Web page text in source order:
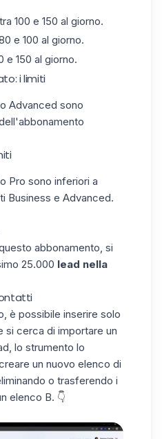
100 e 150 al giorno.
e 100 al giorno.
e 150 al giorno.
i limiti
Advanced sono
Pro sono inferiori a
Business e Advanced.
abbonamento, si
25.000 lead nella
è possibile inserire solo
si cerca di importare un
lo strumento lo
un nuovo elenco di
o trasferendo i
elenco B. 👇